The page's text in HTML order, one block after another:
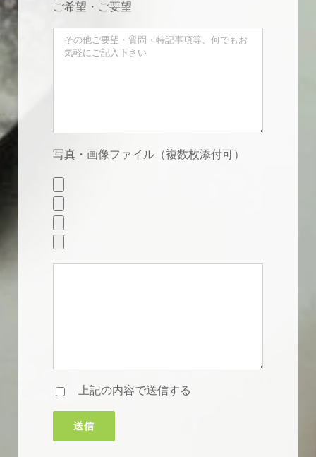
ご希望・ご要望
写真・画像ファイル（複数枚添付可）
上記の内容で送信する